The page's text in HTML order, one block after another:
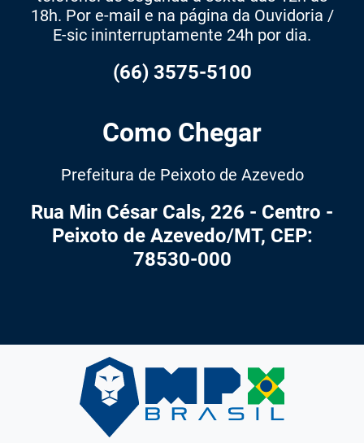
18h. Por e-mail e na página da Ouvidoria /
E-sic ininterruptamente 24h por dia.
(66) 3575-5100
Como Chegar
Prefeitura de Peixoto de Azevedo
Rua Min César Cals, 226 - Centro -
Peixoto de Azevedo/MT, CEP:
78530-000